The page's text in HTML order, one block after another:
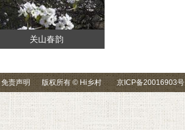
关山春韵
免责声明 版权所有 © Hi乡村 京ICP备20016903号